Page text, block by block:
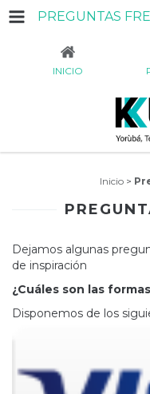
PREGUNTAS
INICIO
Inicio >
Dejamos algunas
de inspiración
¿Cuáles son las
Disponemos de los